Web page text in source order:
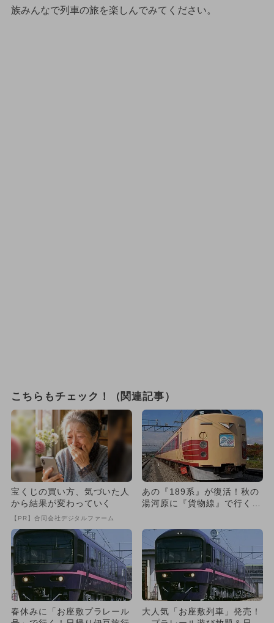
族みんなで列車の旅を楽しんでみてください。
こちらもチェック！（関連記事）
宝くじの買い方、気づいた人
から結果が変わっていく
【PR】合同会社デジタルファーム
あの『189系』が復活！秋の
湯河原に『貨物線』で行く列
春休みに「お座敷プラレール
大人気「お座敷列車」発売！